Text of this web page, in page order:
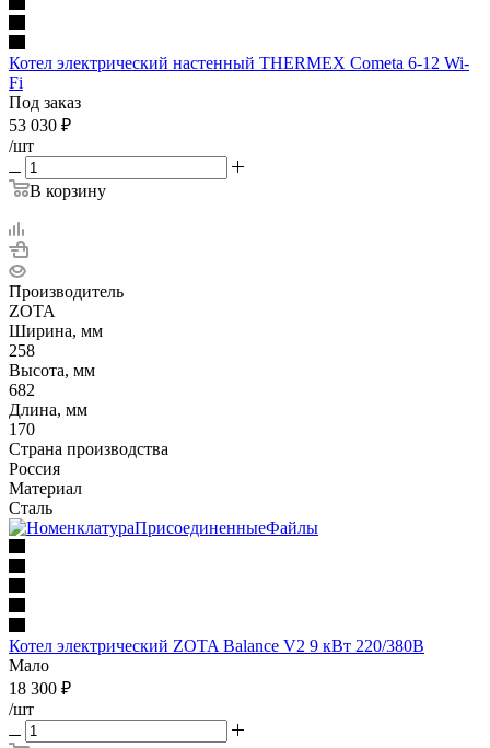
Котел электрический настенный THERMEX Cometa 6-12 Wi-
Fi
Под заказ
53 030 ₽
/шт
В корзину
Производитель
ZOTA
Ширина, мм
258
Высота, мм
682
Длина, мм
170
Страна производства
Россия
Материал
Сталь
Котел электрический ZOTA Balance V2 9 кВт 220/380В
Мало
18 300 ₽
/шт